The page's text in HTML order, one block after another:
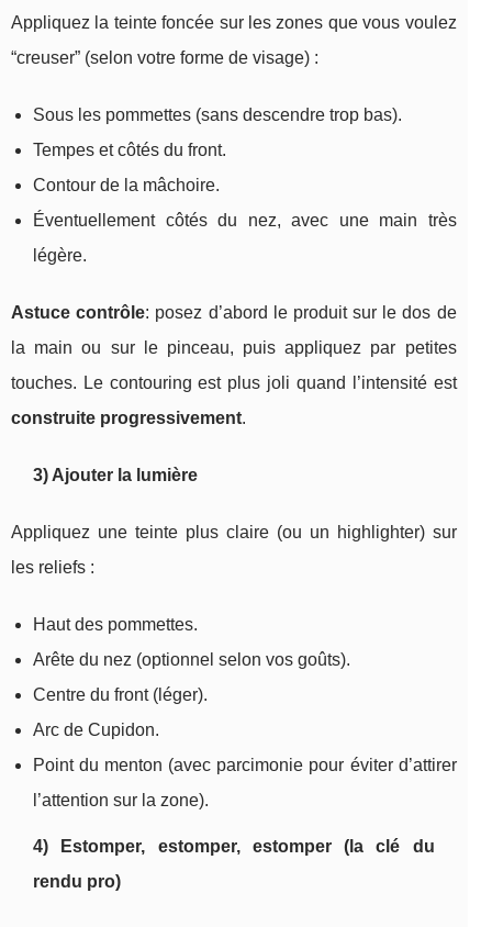
Appliquez la teinte foncée sur les zones que vous voulez
“creuser” (selon votre forme de visage) :
Sous les pommettes (sans descendre trop bas).
Tempes et côtés du front.
Contour de la mâchoire.
Éventuellement côtés du nez, avec une main très
légère.
Astuce contrôle: posez d’abord le produit sur le dos de
la main ou sur le pinceau, puis appliquez par petites
touches. Le contouring est plus joli quand l’intensité est
construite progressivement.
3) Ajouter la lumière
Appliquez une teinte plus claire (ou un highlighter) sur
les reliefs :
Haut des pommettes.
Arête du nez (optionnel selon vos goûts).
Centre du front (léger).
Arc de Cupidon.
Point du menton (avec parcimonie pour éviter d’attirer
l’attention sur la zone).
4) Estomper, estomper, estomper (la clé du
rendu pro)